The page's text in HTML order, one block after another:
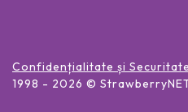
Confidențialitate și Securitate
1998 - 2026 ©